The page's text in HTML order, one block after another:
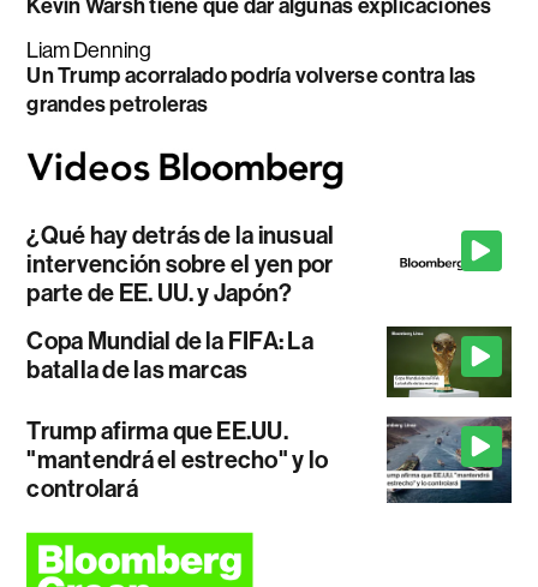
Kevin Warsh tiene que dar algunas explicaciones
Liam Denning
Un Trump acorralado podría volverse contra las
grandes petroleras
¿Qué hay detrás de la inusual
intervención sobre el yen por
parte de EE. UU. y Japón?
Copa Mundial de la FIFA: La
batalla de las marcas
Trump afirma que EE.UU.
"mantendrá el estrecho" y lo
controlará